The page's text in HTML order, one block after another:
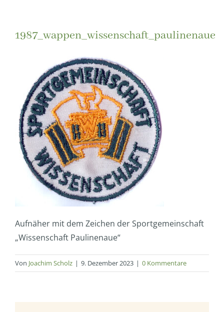
1987_wappen_wissenschaft_paulinenaue
Aufnäher mit dem Zeichen der Sportgemeinschaft
„Wissenschaft Paulinenaue“
Von Joachim Scholz | 9. Dezember 2023 | 0 Kommentare